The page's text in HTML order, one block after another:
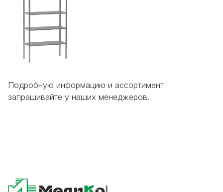
Подробную информацию и ассортимент
запрашивайте у наших менеджеров.